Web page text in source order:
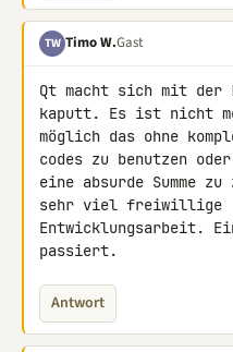
TW Timo W.Gast
Qt macht sich mit
kaputt. Es ist nicht
möglich das ohne
codes zu benutzen
eine absurde Summe
sehr viel freiwillige
Entwicklungsarbeit.
passiert.
Antwort